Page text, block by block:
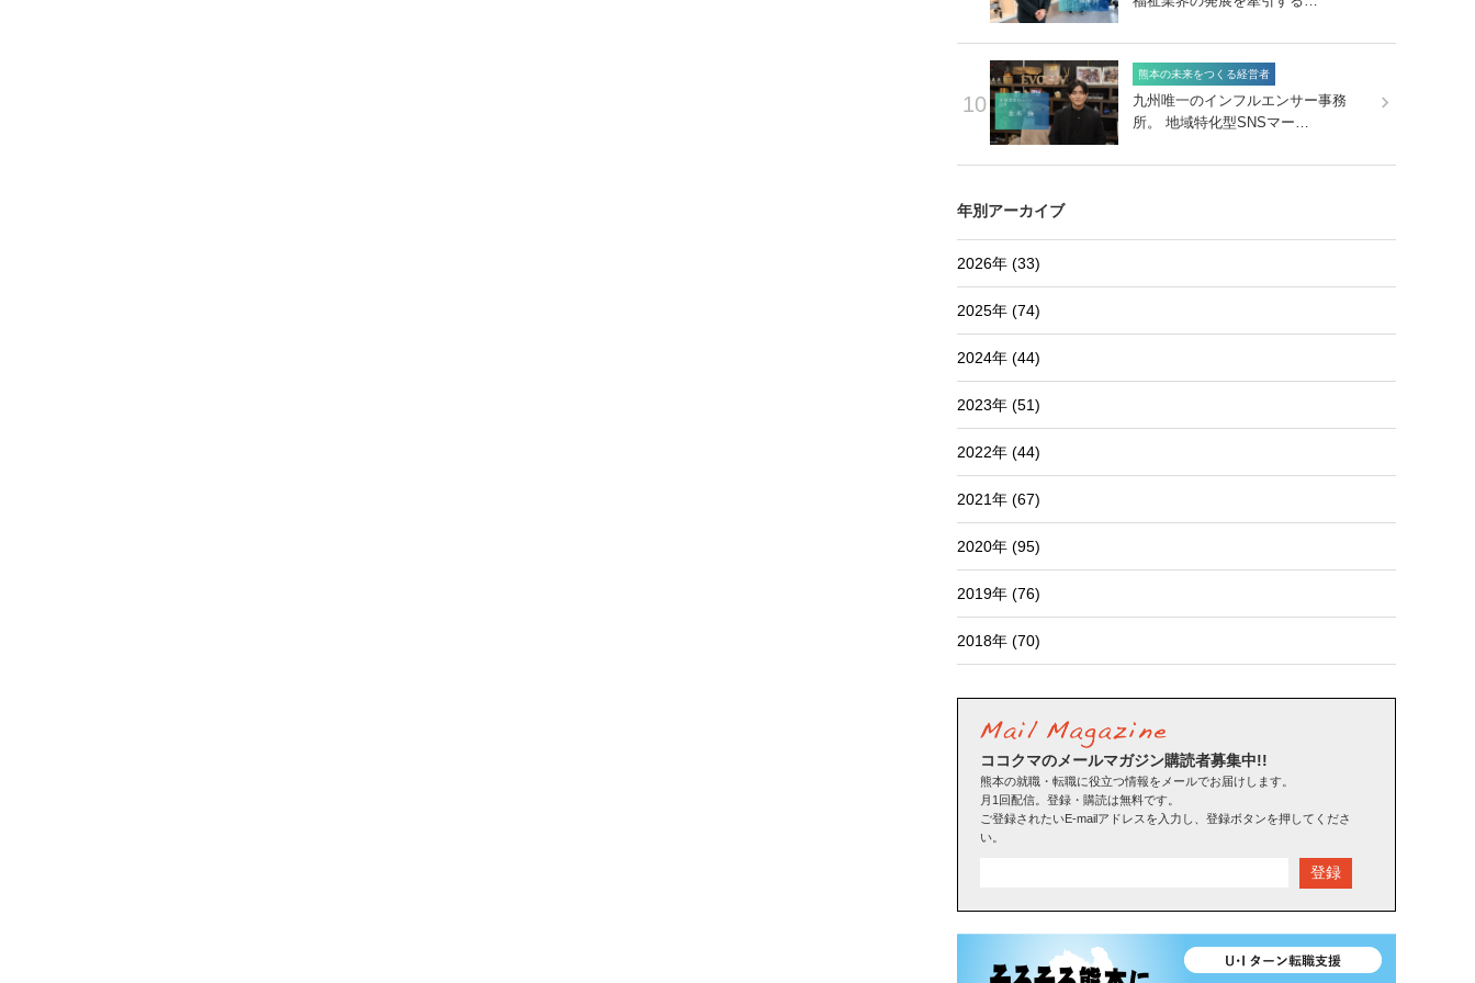
10
熊本の未来をつくる経営者
九州唯一のインフルエンサー事務
所。 地域特化型SNSマー…
年別アーカイブ
2026年 (33)
2025年 (74)
2024年 (44)
2023年 (51)
2022年 (44)
2021年 (67)
2020年 (95)
2019年 (76)
2018年 (70)
ココクマのメールマガジン購読者募集中!!
熊本の就職・転職に役立つ情報をメールでお届けします。
月1回配信。登録・購読は無料です。
ご登録されたいE-mailアドレスを入力し、登録ボタンを押してくださ
い。
登録